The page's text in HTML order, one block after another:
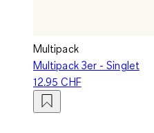
Multipack
Multipack 3er - Singlet
12.95 CHF